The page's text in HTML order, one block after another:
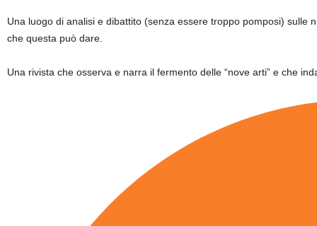
Una luogo di analisi e dibattito (senza essere troppo pomposi)
che questa può dare.
Una rivista che osserva e narra il fermento delle “nove arti” e che